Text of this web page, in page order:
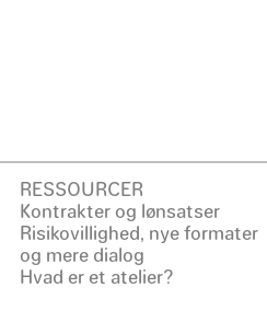
RESSOURCER
Kontrakter og lønsatser
Risikovillighed, nye formater
og mere dialog
Hvad er et atelier?